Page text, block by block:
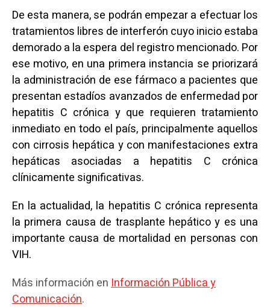
De esta manera, se podrán empezar a efectuar los
tratamientos libres de interferón cuyo inicio estaba
demorado a la espera del registro mencionado. Por
ese motivo, en una primera instancia se priorizará
la administración de ese fármaco a pacientes que
presentan estadíos avanzados de enfermedad por
hepatitis C crónica y que requieren tratamiento
inmediato en todo el país, principalmente aquellos
con cirrosis hepática y con manifestaciones extra
hepáticas asociadas a hepatitis C crónica
clínicamente significativas.
En la actualidad, la hepatitis C crónica representa
la primera causa de trasplante hepático y es una
importante causa de mortalidad en personas con
VIH.
Más información enInformación Pública y
Comunicación.